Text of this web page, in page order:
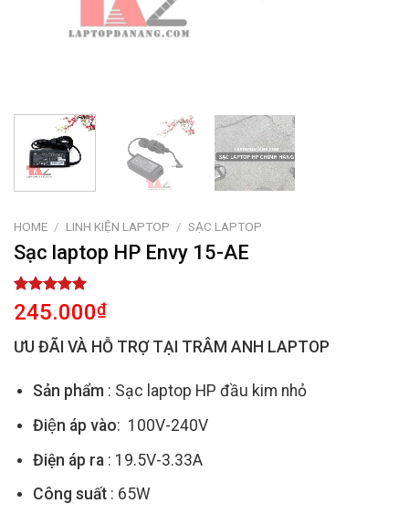
HOME / LINH KIỆN LAPTOP / SẠC LAPTOP
Sạc laptop HP Envy 15-AE
Rated 5.00
out of 5
based on
1
customer
245.000₫
ƯU ĐÃI VÀ HỖ TRỢ TẠI TRÂM ANH LAPTOP
Sản phẩm : Sạc laptop HP đầu kim nhỏ
Điện áp vào: 100V-240V
Điện áp ra: 19.5V-3.33A
Công suất: 65W